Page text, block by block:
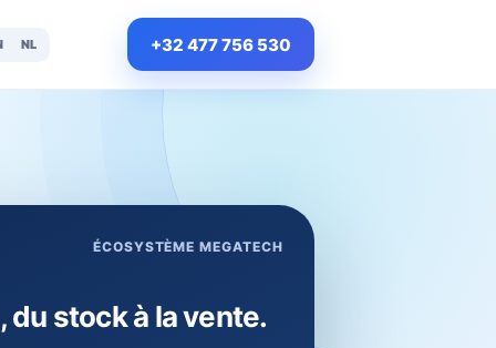
NL +32 477 756 530
ÉCOSYSTÈME MEGATECH
du stock à la vente.